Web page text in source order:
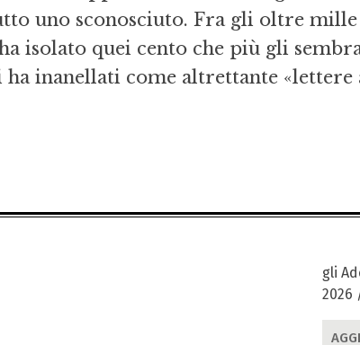
uno sconosciuto. Fra gli oltre
isolato quei cento che più gli
inanellati come altrettante «lettere
gli
2026